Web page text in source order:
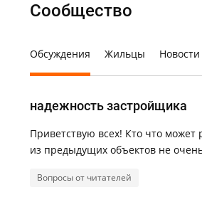
Сообщество
Обсуждения Жильцы Новости
надежность застройщика
Приветствую всех! Кто что может
из предыдущих объектов не
Вопросы от читателей